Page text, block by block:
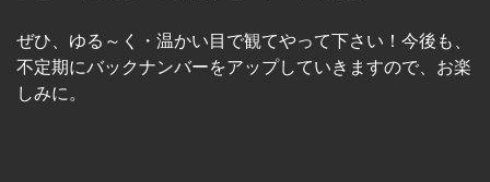
ぜひ、ゆる～く・温かい目で観てやって下さい！今後も、
不定期にバックナンバーをアップしていきますので、お楽
しみに。